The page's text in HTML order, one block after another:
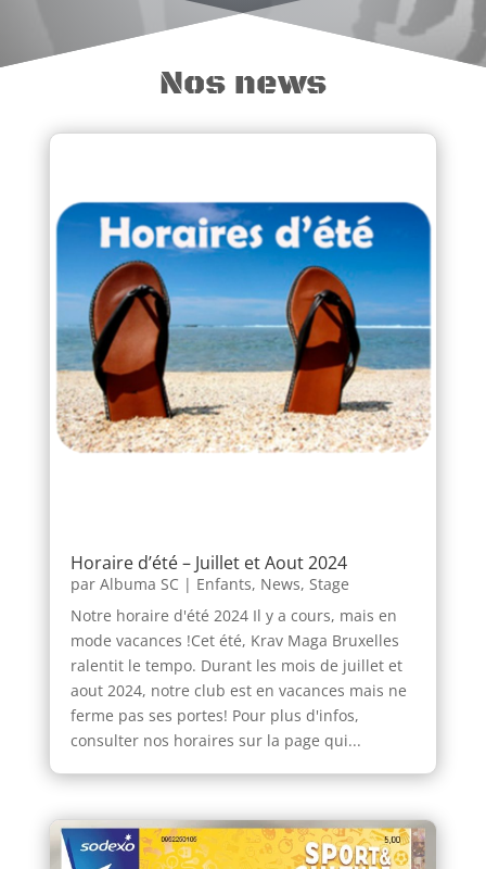
Nos news
Horaire d’été – Juillet et Aout 2024
par Albuma SC | Enfants, News, Stage
Notre horaire d'été 2024 Il y a cours, mais en
mode vacances !Cet été, Krav Maga Bruxelles
ralentit le tempo. Durant les mois de juillet et
aout 2024, notre club est en vacances mais ne
ferme pas ses portes! Pour plus d'infos,
consulter nos horaires sur la page qui...